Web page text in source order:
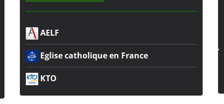
AELF
Eglise catholique en France
KTO